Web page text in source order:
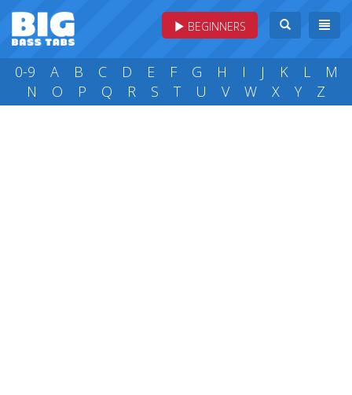
BEGINNERS
0-9 A B C D E F G H I J K L
M
N
O P Q R S T U V W X Y Z